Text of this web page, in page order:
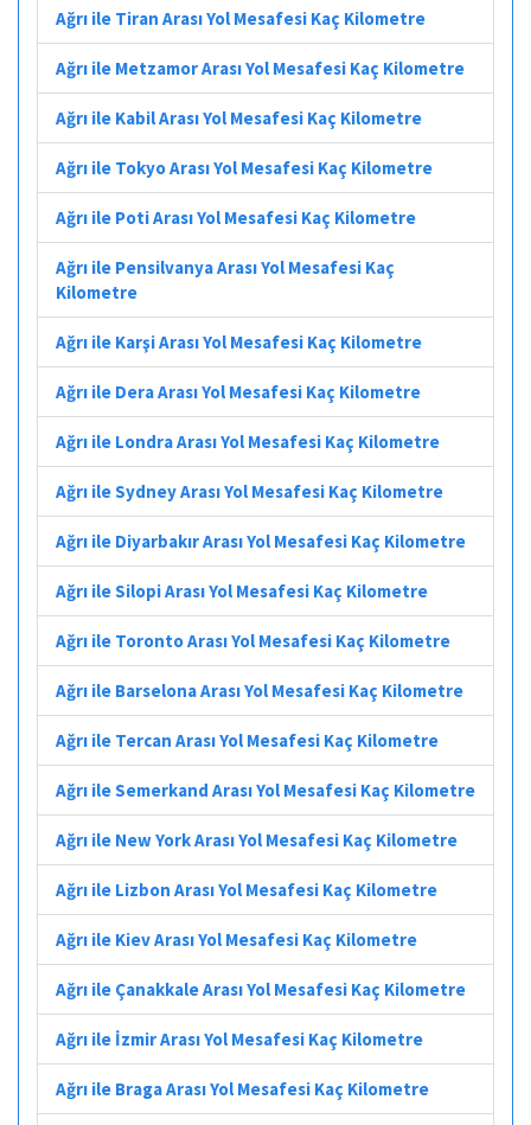
Ağrı ile Tiran Arası Yol Mesafesi Kaç Kilometre
Ağrı ile Metzamor Arası Yol Mesafesi Kaç Kilometre
Ağrı ile Kabil Arası Yol Mesafesi Kaç Kilometre
Ağrı ile Tokyo Arası Yol Mesafesi Kaç Kilometre
Ağrı ile Poti Arası Yol Mesafesi Kaç Kilometre
Ağrı ile Pensilvanya Arası Yol Mesafesi Kaç
Kilometre
Ağrı ile Karşi Arası Yol Mesafesi Kaç Kilometre
Ağrı ile Dera Arası Yol Mesafesi Kaç Kilometre
Ağrı ile Londra Arası Yol Mesafesi Kaç Kilometre
Ağrı ile Sydney Arası Yol Mesafesi Kaç Kilometre
Ağrı ile Diyarbakır Arası Yol Mesafesi Kaç Kilometre
Ağrı ile Silopi Arası Yol Mesafesi Kaç Kilometre
Ağrı ile Toronto Arası Yol Mesafesi Kaç Kilometre
Ağrı ile Barselona Arası Yol Mesafesi Kaç Kilometre
Ağrı ile Tercan Arası Yol Mesafesi Kaç Kilometre
Ağrı ile Semerkand Arası Yol Mesafesi Kaç Kilometre
Ağrı ile New York Arası Yol Mesafesi Kaç Kilometre
Ağrı ile Lizbon Arası Yol Mesafesi Kaç Kilometre
Ağrı ile Kiev Arası Yol Mesafesi Kaç Kilometre
Ağrı ile Çanakkale Arası Yol Mesafesi Kaç Kilometre
Ağrı ile İzmir Arası Yol Mesafesi Kaç Kilometre
Ağrı ile Braga Arası Yol Mesafesi Kaç Kilometre